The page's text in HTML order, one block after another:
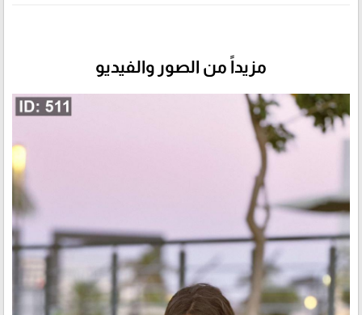
مزيداً من الصور والفيديو